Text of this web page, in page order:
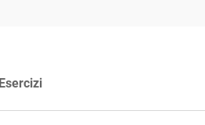
Esercizi